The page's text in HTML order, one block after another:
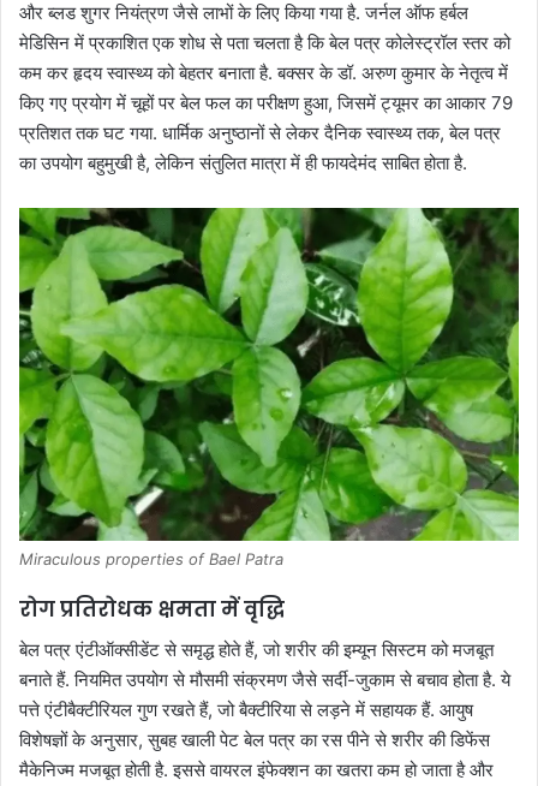
और ब्लड शुगर नियंत्रण जैसे लाभों के लिए किया गया है. जर्नल ऑफ हर्बल
मेडिसिन में प्रकाशित एक शोध से पता चलता है कि बेल पत्र कोलेस्ट्रॉल स्तर को
कम कर हृदय स्वास्थ्य को बेहतर बनाता है. बक्सर के डॉ. अरुण कुमार के नेतृत्व में
किए गए प्रयोग में चूहों पर बेल फल का परीक्षण हुआ, जिसमें ट्यूमर का आकार 79
प्रतिशत तक घट गया. धार्मिक अनुष्ठानों से लेकर दैनिक स्वास्थ्य तक, बेल पत्र
का उपयोग बहुमुखी है, लेकिन संतुलित मात्रा में ही फायदेमंद साबित होता है.
Miraculous properties of Bael Patra
रोग प्रतिरोधक क्षमता में वृद्धि
बेल पत्र एंटीऑक्सीडेंट से समृद्ध होते हैं, जो शरीर की इम्यून सिस्टम को मजबूत
बनाते हैं. नियमित उपयोग से मौसमी संक्रमण जैसे सर्दी-जुकाम से बचाव होता है. ये
पत्ते एंटीबैक्टीरियल गुण रखते हैं, जो बैक्टीरिया से लड़ने में सहायक हैं. आयुष
विशेषज्ञों के अनुसार, सुबह खाली पेट बेल पत्र का रस पीने से शरीर की डिफेंस
मैकेनिज्म मजबूत होती है. इससे वायरल इंफेक्शन का खतरा कम हो जाता है और